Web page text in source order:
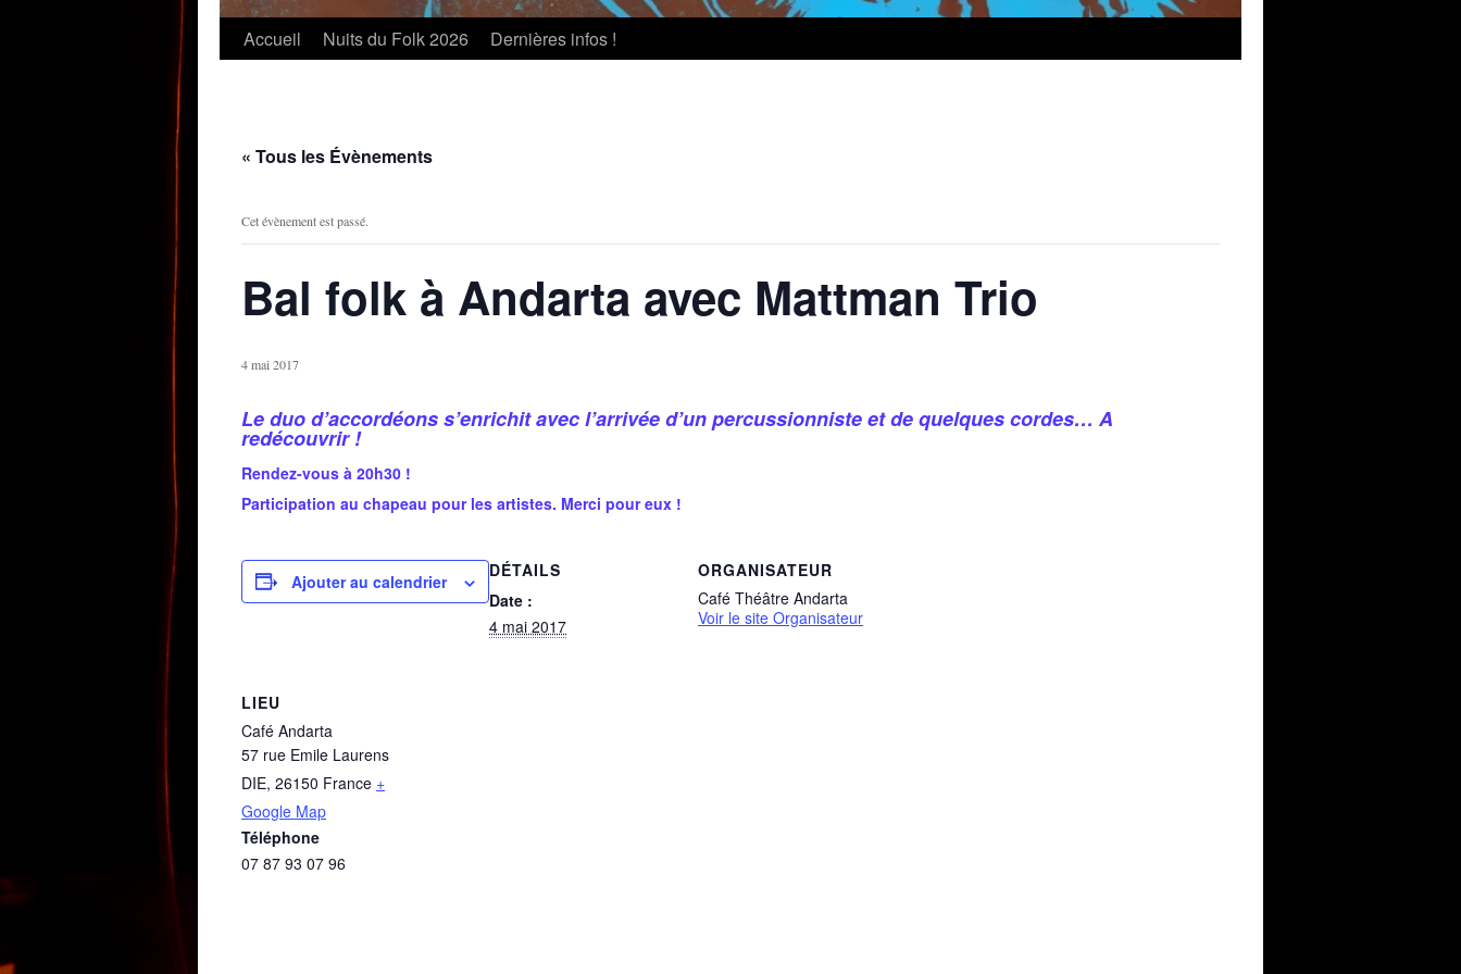
Accueil Nuits du Folk 2026 Dernières infos !
« Tous les Évènements
Cet évènement est passé.
Bal folk à Andarta avec Mattman Trio
4 mai 2017
Le duo d’accordéons s’enrichit avec l’arrivée d’un percussionniste et de quelques cordes… A
redécouvrir !
Rendez-vous à 20h30 !
Participation au chapeau pour les artistes. Merci pour eux !
Ajouter au calendrier
DÉTAILS
Date :
4 mai 2017
ORGANISATEUR
Café Théâtre Andarta
Voir le site Organisateur
LIEU
Café Andarta
57 rue Emile Laurens
DIE, 26150 France +
Google Map
Téléphone
07 87 93 07 96